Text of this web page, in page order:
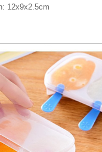
12x9x2.5cm